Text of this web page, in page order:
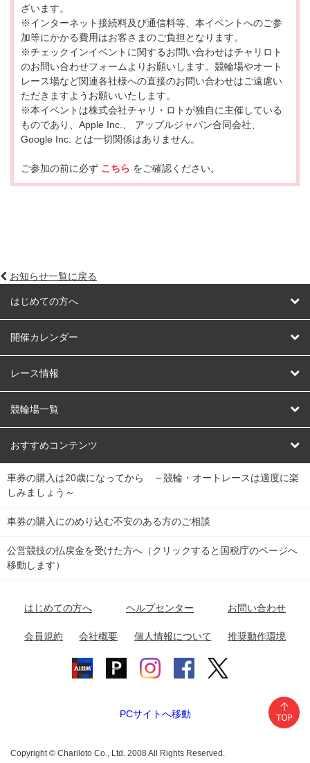
ざいます。
※インターネット接続料及び通信料等、本イベントへのご参
加等にかかる費用はお客さまのご負担となります。
※チェックインイベントに関するお問い合わせはチャリロト
のお問い合わせフォームよりお願いします。競輪場やオート
レース場など関連各社様への直接のお問い合わせはご遠慮い
ただきますようお願いいたします。
※本イベントは株式会社チャリ・ロトが独自に主催している
ものであり、Apple Inc.、 アップルジャパン合同会社、
Google Inc. とは一切関係はありません。
ご参加の前に必ず こちら をご確認ください。
お知らせ一覧に戻る
はじめての方へ
はじめての方へ
開催カレンダー
競輪
オートレース
競輪くじ
Dokanto!
チャリロトプラザ
レース情報
レース予想
レース結果
キャリーオーバー一覧
競輪場一覧
北日本 函館競輪場
関
東
弥彦競輪場 前橋競輪場 取手競輪場 宇都宮競輪場
関
東
小田原競輪場
名古屋競輪場 岐阜競輪場 大垣競輪場 豊橋競輪場
富山競輪場 松阪競輪場 四日市競輪場
福井競輪場 奈良競輪場 向日町競輪場
おすすめコンテンツ
競輪選手情報
Perfecta Navi
netkeirin
車券の購入は20歳になってから ～競輪・オートレースは適度に楽
しみましょう～
車券の購入にのめり込む不安のある方のご相談
公営競技の払戻金を受けた方へ（クリックすると国税庁のページへ
移動します）
はじめての方へ ヘルプセンター お問い合わせ
会員規約 会社概要 個人情報について 推奨動作環境
PCサイトへ移動
Copyright © Chariloto Co., Ltd. 2008 All Rights Reserved.